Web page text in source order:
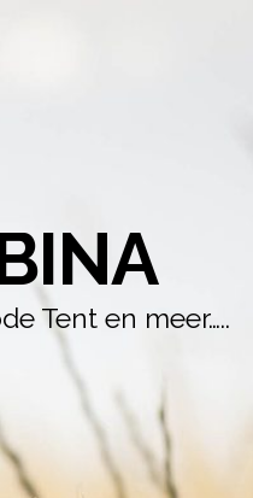
Tent en meer…..